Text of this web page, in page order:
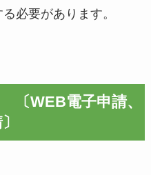
必要があります。
電子申請、